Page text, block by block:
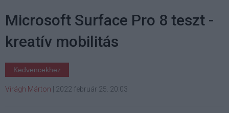
Microsoft Surface Pro 8 teszt -
kreatív mobilitás
Kedvencekhez
Virágh Márton 2022 február 25. 20:03